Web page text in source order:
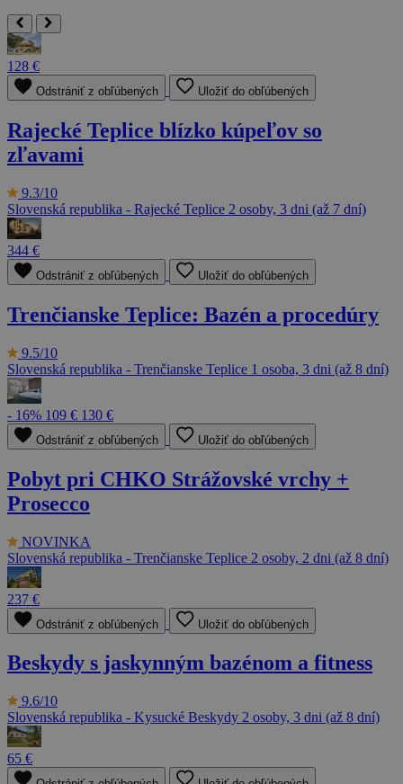
128 €
Odstrániť z obľúbených Uložiť do obľúbených
Rajecké Teplice blízko kúpeľov so
zľavami
9.3/10
Slovenská republika - Rajecké Teplice 2 osoby, 3 dni (až 7 dní)
344 €
Odstrániť z obľúbených Uložiť do obľúbených
Trenčianske Teplice: Bazén a procedúry
9.5/10
Slovenská republika - Trenčianske Teplice 1 osoba, 3 dni (až 8 dní)
- 16% 109 € 130 €
Odstrániť z obľúbených Uložiť do obľúbených
Pobyt pri CHKO Strážovské vrchy +
Prosecco
NOVINKA
Slovenská republika - Trenčianske Teplice 2 osoby, 2 dni (až 8 dní)
237 €
Odstrániť z obľúbených Uložiť do obľúbených
Beskydy s jaskynným bazénom a fitness
9.6/10
Slovenská republika - Kysucké Beskydy 2 osoby, 3 dni (až 8 dní)
65 €